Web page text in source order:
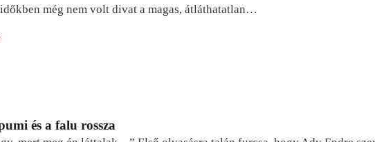
még nem volt divat a magas, átláthatatlan…
és a falu rossza